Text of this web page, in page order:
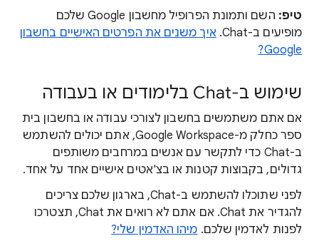
טיפ:
השם ותמונת הפרופיל מחשבון Google שלכם
מופיעים ב-Chat.
איך משנים את הפרטים האישיים בחשבון
Google?
שימוש ב-Chat בלימודים או בעבודה
אם אתם משתמשים בחשבון לצורכי עבודה או בחשבון בית
ספר כחלק מ-Google Workspace, אתם יכולים להשתמש
ב-Chat כדי לתקשר עם אנשים במרחבים משותפים
גדולים, בקבוצות קטנות או בצ'אטים אישיים אחד על אחד.
לפני שתוכלו להשתמש ב-Chat, בארגון שלכם צריכים
להגדיר את Chat. אם אתם לא רואים את Chat, תצטרכו
לפנות לאדמין שלכם. מיהו האדמין שלי?